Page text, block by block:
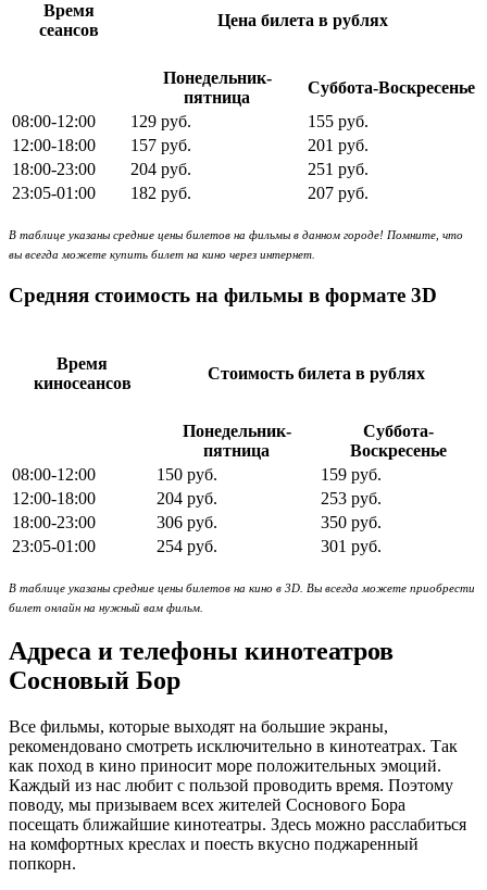
Время
сеансов
Цена билета в рублях
Понедельник-
пятница
Суббота-Воскресенье
08:00-12:00
129 руб.
155 руб.
12:00-18:00
157 руб.
201 руб.
18:00-23:00
204 руб.
251 руб.
23:05-01:00
182 руб. 207 руб.
В таблице указаны средние цены билетов на фильмы в данном городе! Помните, что
вы всегда можете купить билет на кино через интернет.
Средняя стоимость на фильмы в формате 3D
Время
киносеансов
Стоимость билета в рублях
Понедельник-
пятница
Суббота-
Воскресенье
08:00-12:00
150 руб.
159 руб.
12:00-18:00
204 руб.
253 руб.
18:00-23:00
306 руб.
350 руб.
23:05-01:00
254 руб. 301 руб.
В таблице указаны средние цены билетов на кино в 3D. Вы всегда можете приобрести
билет онлайн на нужный вам фильм.
Адреса и телефоны кинотеатров
Сосновый Бор
Все фильмы, которые выходят на большие экраны,
рекомендовано смотреть исключительно в кинотеатрах. Так
как поход в кино приносит море положительных эмоций.
Каждый из нас любит с пользой проводить время. Поэтому
поводу, мы призываем всех жителей Соснового Бора
посещать ближайшие кинотеатры. Здесь можно расслабиться
на комфортных креслах и поесть вкусно поджаренный
попкорн.